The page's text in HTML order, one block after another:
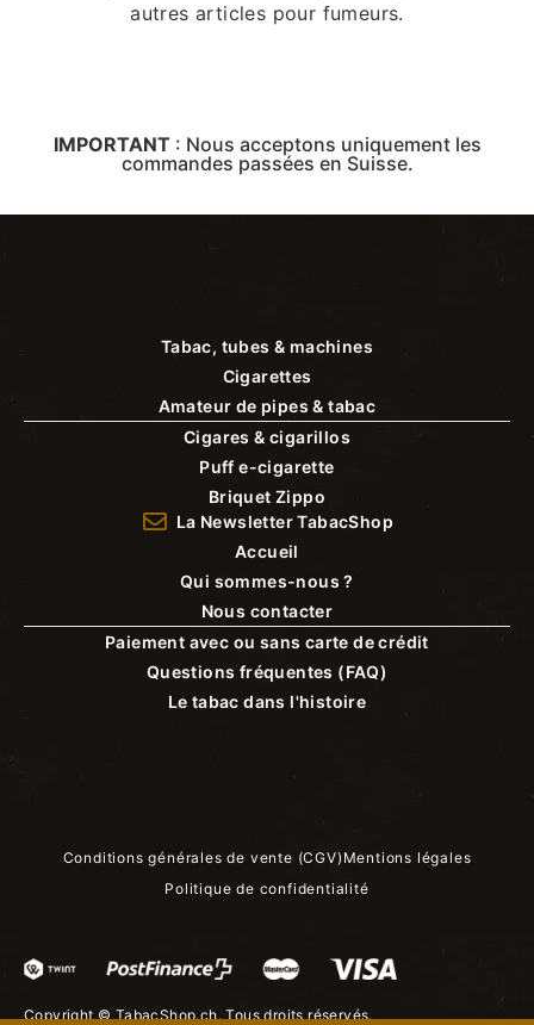
autres articles pour fumeurs.
IMPORTANT : Nous acceptons uniquement les
commandes passées en Suisse.
Tabac, tubes & machines
Cigarettes
Amateur de pipes & tabac
Cigares & cigarillos
Puff e-cigarette
Briquet Zippo
La Newsletter TabacShop
Accueil
Qui sommes-nous ?
Nous contacter
Paiement avec ou sans carte de crédit
Questions fréquentes (FAQ)
Le tabac dans l'histoire
Conditions générales de vente (CGV) Mentions légales
Politique de confidentialité
Copyright ©TabacShop.ch. Tous droits réservés.